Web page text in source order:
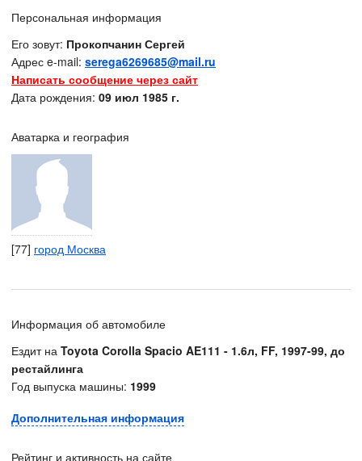
Персональная информация
Его зовут: Прокопчанин Сергей
Адрес e-mail: serega6269685@mail.ru
Написать сообщение через сайт
Дата рождения: 09 июл 1985 г.
Аватарка и география
[77] город Москва
Информация об автомобиле
Ездит на Toyota Corolla Spacio AE111 - 1.6л, FF, 1997-99, до
рестайлинга
Год выпуска машины: 1999
Дополнительная информация
Рейтинг и активность на сайте